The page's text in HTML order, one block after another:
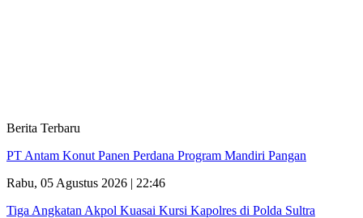
Berita Terbaru
PT Antam Konut Panen Perdana Program Mandiri Pangan
Rabu, 05 Agustus 2026 | 22:46
Tiga Angkatan Akpol Kuasai Kursi Kapolres di Polda Sultra